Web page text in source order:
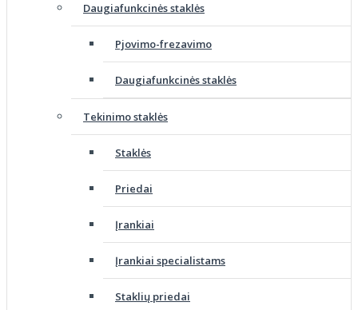
Daugiafunkcinės staklės
Pjovimo-frezavimo
Daugiafunkcinės staklės
Tekinimo staklės
Staklės
Priedai
Įrankiai
Įrankiai specialistams
Staklių priedai